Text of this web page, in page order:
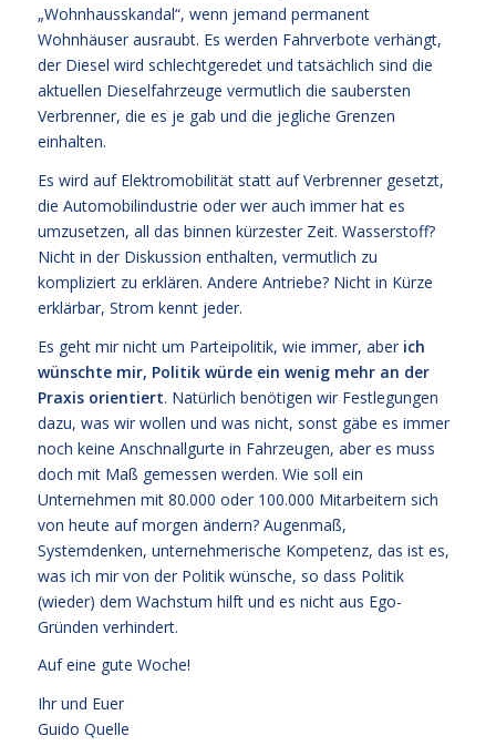
„Wohnhausskandal“, wenn jemand permanent
Wohnhäuser ausraubt. Es werden Fahrverbote verhängt,
der Diesel wird schlechtgeredet und tatsächlich sind die
aktuellen Dieselfahrzeuge vermutlich die saubersten
Verbrenner, die es je gab und die jegliche Grenzen
einhalten.
Es wird auf Elektromobilität statt auf Verbrenner gesetzt,
die Automobilindustrie oder wer auch immer hat es
umzusetzen, all das binnen kürzester Zeit. Wasserstoff?
Nicht in der Diskussion enthalten, vermutlich zu
kompliziert zu erklären. Andere Antriebe? Nicht in Kürze
erklärbar, Strom kennt jeder.
Es geht mir nicht um Parteipolitik, wie immer, aber ich
wünschte mir, Politik würde ein wenig mehr an der
Praxis orientiert. Natürlich benötigen wir Festlegungen
dazu, was wir wollen und was nicht, sonst gäbe es immer
noch keine Anschnallgurte in Fahrzeugen, aber es muss
doch mit Maß gemessen werden. Wie soll ein
Unternehmen mit 80.000 oder 100.000 Mitarbeitern sich
von heute auf morgen ändern? Augenmaß,
Systemdenken, unternehmerische Kompetenz, das ist es,
was ich mir von der Politik wünsche, so dass Politik
(wieder) dem Wachstum hilft und es nicht aus Ego-
Gründen verhindert.
Auf eine gute Woche!
Ihr und Euer
Guido Quelle